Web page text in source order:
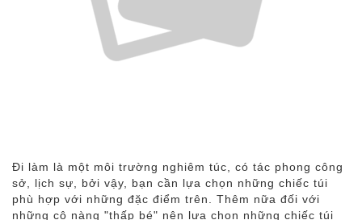
Đi làm là một môi trường nghiêm túc, có tác phong công
sở, lịch sự, bởi vậy, bạn cần lựa chọn những chiếc túi
phù hợp với những đặc điểm trên. Thêm nữa đối với
những cô nàng "thấp bé" nên lựa chọn những chiếc túi